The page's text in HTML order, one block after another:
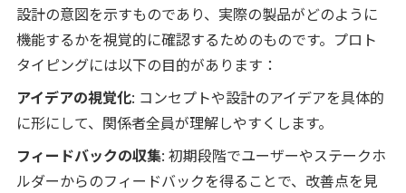
設計の意図を示すものであり、実際の製品がどのように
機能するかを視覚的に確認するためのものです。プロト
タイピングには以下の目的があります：
アイデアの視覚化: コンセプトや設計のアイデアを具体的
に形にして、関係者全員が理解しやすくします。
フィードバックの収集: 初期段階でユーザーやステークホ
ルダーからのフィードバックを得ることで、改善点を見